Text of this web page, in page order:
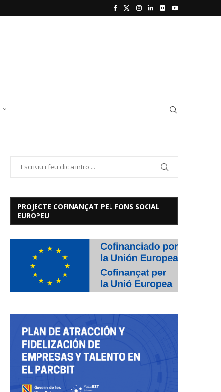
PROJECTE COFINANÇAT PEL FONS SOCIAL
EUROPEU